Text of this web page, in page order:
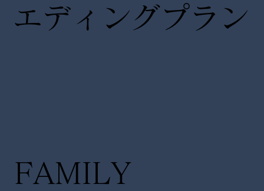
エディングプラン
FAMILY